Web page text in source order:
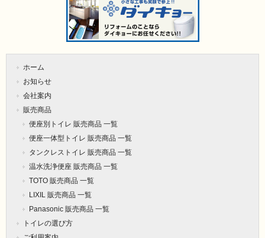
ホーム
お知らせ
会社案内
販売商品
便座別トイレ 販売商品 一覧
便座一体型トイレ 販売商品 一覧
タンクレストイレ 販売商品 一覧
温水洗浄便座 販売商品 一覧
TOTO 販売商品 一覧
LIXIL 販売商品 一覧
Panasonic 販売商品 一覧
トイレの選び方